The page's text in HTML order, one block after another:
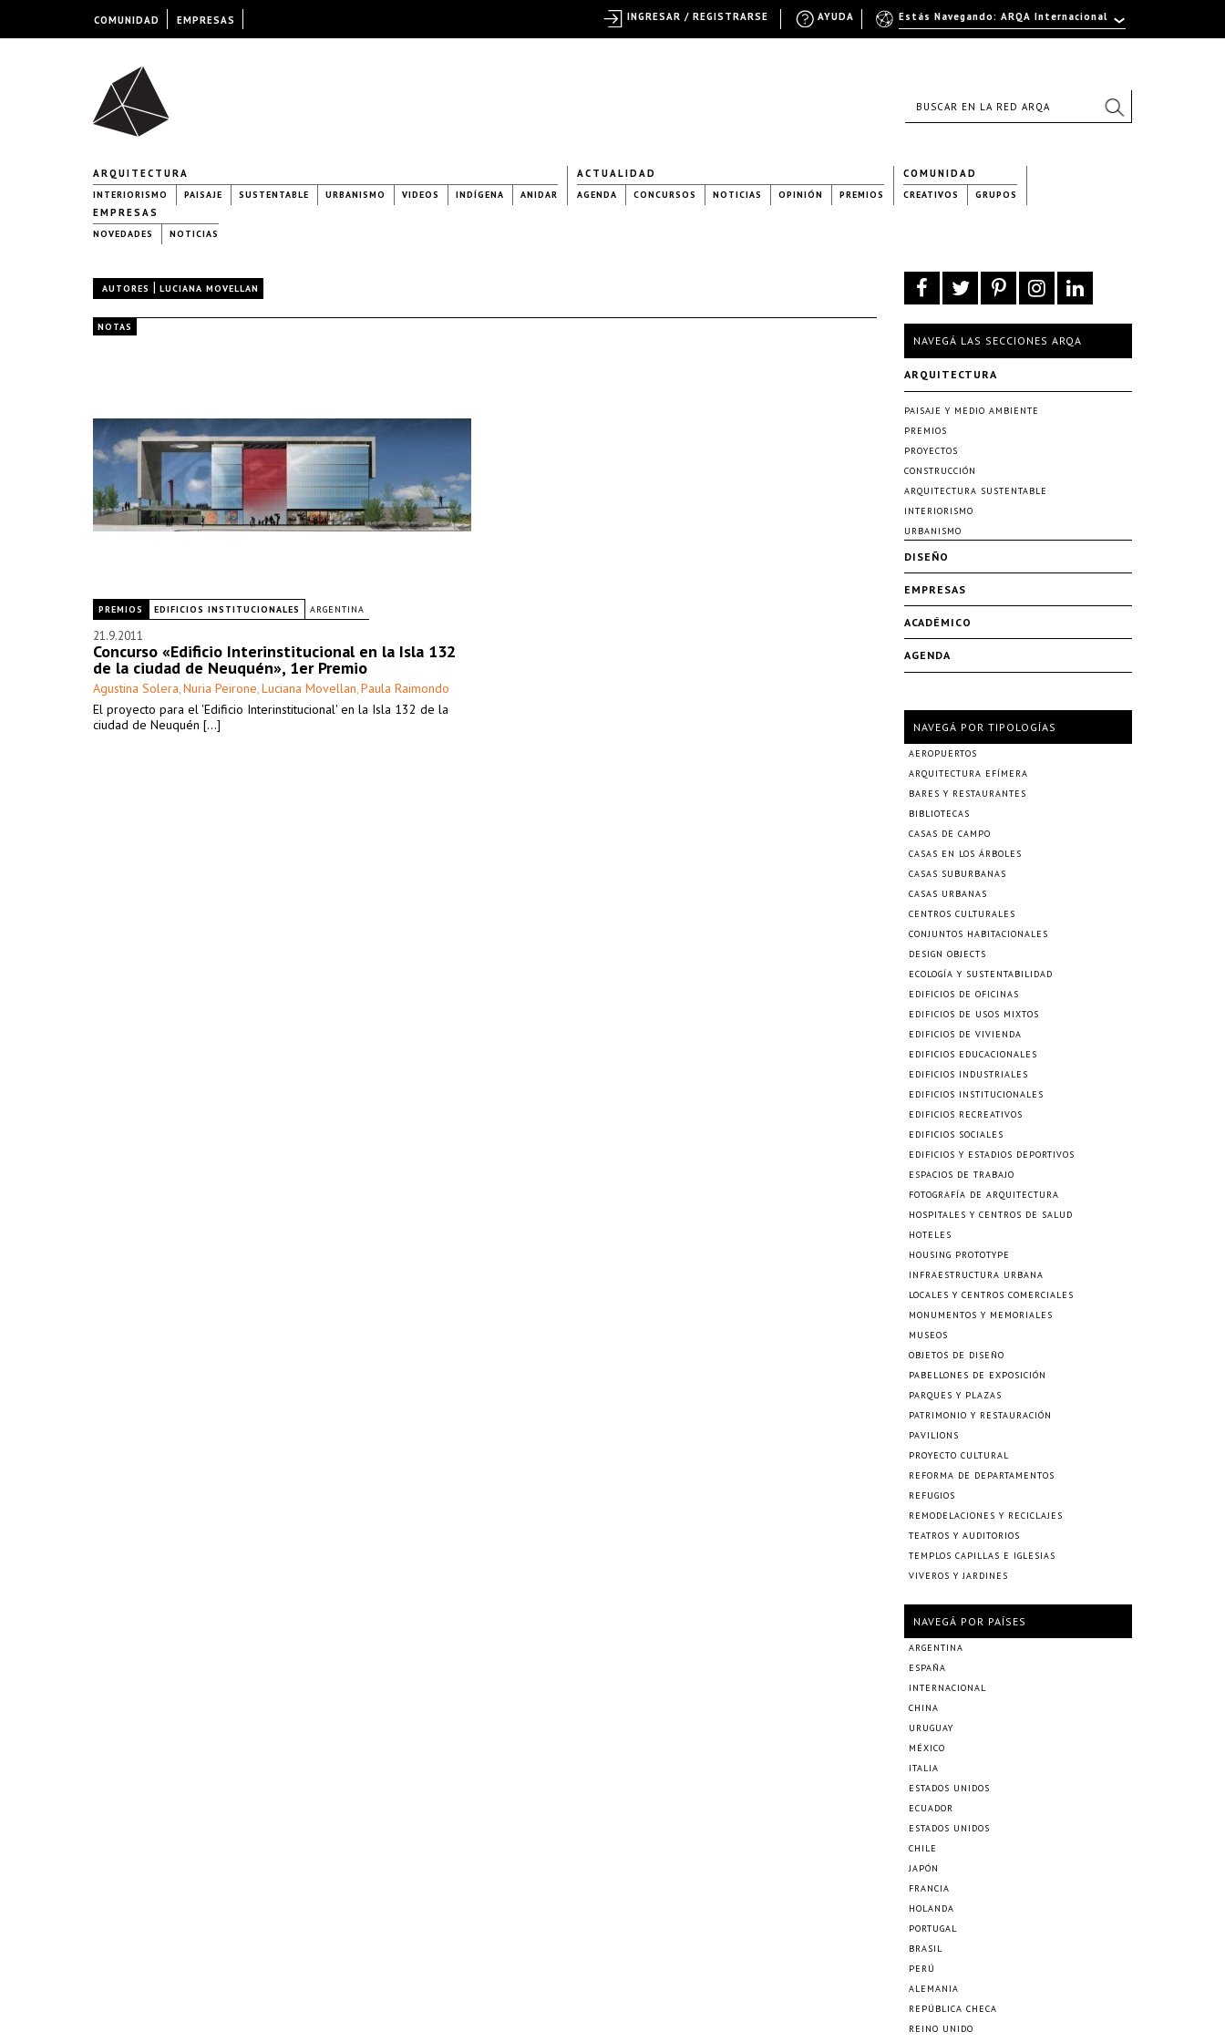
ARQUITECTURA
INTERIORISMO PAISAJE SUSTENTABLE URBANISMO VIDEOS INDÍGENA ANIDAR
ACTUALIDAD
AGENDA CONCURSOS NOTICIAS OPINIÓN PREMIOS
COMUNIDAD
CREATIVOS GRUPOS
EMPRESAS
NOVEDADES NOTICIAS
AUTORES | LUCIANA MOVELLAN
NOTAS
PREMIOS EDIFICIOS INSTITUCIONALES ARGENTINA
21.9.2011
Concurso «Edificio Interinstitucional en la Isla 132
de la ciudad de Neuquén», 1er Premio
Agustina Solera, Nuria Peirone, Luciana Movellan, Paula Raimondo
El proyecto para el 'Edificio Interinstitucional' en la Isla 132 de la
ciudad de Neuquén [...]
NAVEGÁ LAS SECCIONES ARQA
ARQUITECTURA
PAISAJE Y MEDIO AMBIENTE
PREMIOS
PROYECTOS
CONSTRUCCIÓN
ARQUITECTURA SUSTENTABLE
INTERIORISMO
URBANISMO
DISEÑO
EMPRESAS
ACADÉMICO
AGENDA
NAVEGÁ POR TIPOLOGÍAS
AEROPUERTOS
ARQUITECTURA EFÍMERA
BARES Y RESTAURANTES
BIBLIOTECAS
CASAS DE CAMPO
CASAS EN LOS ÁRBOLES
CASAS SUBURBANAS
CASAS URBANAS
CENTROS CULTURALES
CONJUNTOS HABITACIONALES
DESIGN OBJECTS
ECOLOGÍA Y SUSTENTABILIDAD
EDIFICIOS DE OFICINAS
EDIFICIOS DE USOS MIXTOS
EDIFICIOS DE VIVIENDA
EDIFICIOS EDUCACIONALES
EDIFICIOS INDUSTRIALES
EDIFICIOS INSTITUCIONALES
EDIFICIOS RECREATIVOS
EDIFICIOS SOCIALES
EDIFICIOS Y ESTADIOS DEPORTIVOS
ESPACIOS DE TRABAJO
FOTOGRAFÍA DE ARQUITECTURA
HOSPITALES Y CENTROS DE SALUD
HOTELES
HOUSING PROTOTYPE
INFRAESTRUCTURA URBANA
LOCALES Y CENTROS COMERCIALES
MONUMENTOS Y MEMORIALES
MUSEOS
OBJETOS DE DISEÑO
PABELLONES DE EXPOSICIÓN
PARQUES Y PLAZAS
PATRIMONIO Y RESTAURACIÓN
PAVILIONS
PROYECTO CULTURAL
REFORMA DE DEPARTAMENTOS
REFUGIOS
REMODELACIONES Y RECICLAJES
TEATROS Y AUDITORIOS
TEMPLOS CAPILLAS E IGLESIAS
VIVEROS Y JARDINES
NAVEGÁ POR PAÍSES
ARGENTINA
ESPAÑA
INTERNACIONAL
CHINA
URUGUAY
MÉXICO
ITALIA
ESTADOS UNIDOS
ECUADOR
ESTADOS UNIDOS
CHILE
JAPÓN
FRANCIA
HOLANDA
PORTUGAL
BRASIL
PERÚ
ALEMANIA
REPÚBLICA CHECA
REINO UNIDO
COMUNIDAD EMPRESAS Estás Navegando: ARQA Internacional
AYUDA
INGRESAR / REGISTRARSE